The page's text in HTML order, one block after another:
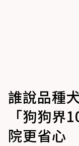
誰說品種
「狗狗界
院更省心